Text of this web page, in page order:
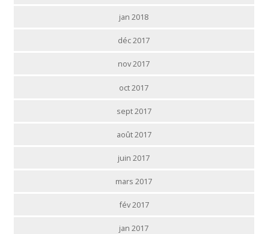
jan 2018
déc 2017
nov 2017
oct 2017
sept 2017
août 2017
juin 2017
mars 2017
fév 2017
jan 2017